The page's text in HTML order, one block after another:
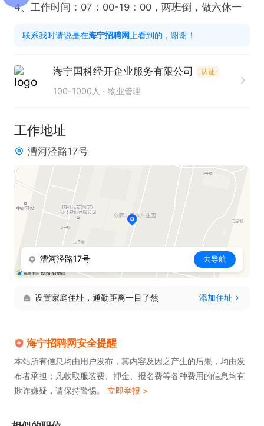
4、工作时间：07：00-19：00，两班倒，做六休一
联系我时请说是在海宁招聘网 上看到的，谢谢！
海宁国科经开企业服务有限公司 认证
100-1000人 物业管理
工作地址
漕河泾路17号
漕河泾路17号 去导航
设置家庭住址，通勤距离一目了然 添加住址
海宁招聘网安全提醒
本站所有信息均由用户发布，其内容及因之产生的后果，均由发
布者承担；凡收取服装费、押金、报名费等各种费用的信息均有
欺诈嫌疑，请保持警惕。 立即举报 >